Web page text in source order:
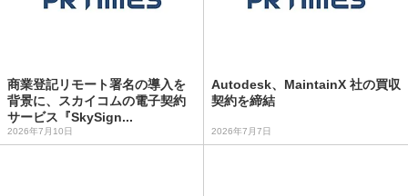
商業登記リモート署名の導入を
背景に、スカイコムの電子契約
サービス『SkySign...
2026年7月10日
Autodesk、MaintainX 社の買収
契約を締結
2026年7月7日